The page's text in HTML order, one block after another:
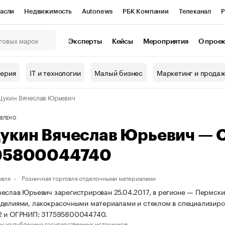
Недвижимость Autonews РБК Компании Телеканал
Проверка контрагентов
Эксперты Кейсы Мероприятия О
IT и технологии Малый бизнес Маркетинг и
Вячеслав Юрьевич
Вячеслав Юрьевич —
Розничная торговля отделочными материалами
Юрьевич зарегистрирован 25.04.2017, в регионе —
лакокрасочными материалами и стеклом в
и ОГРНИП: 317595800044740.